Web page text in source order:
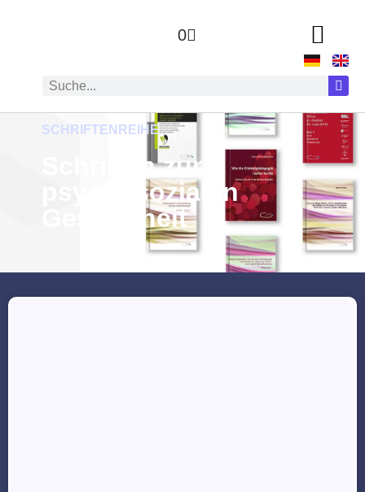
0
SCHRIFTENREIHE
Schriften zur
psychosozialen
Gesundheit